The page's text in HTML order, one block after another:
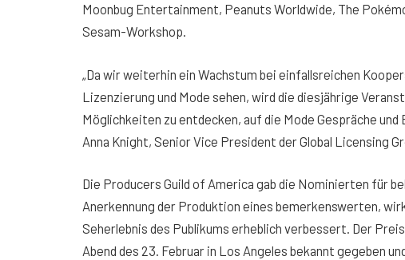
Moonbug Entertainment, Peanuts Worldwide, The
Sesam-Workshop.
„Da wir weiterhin ein Wachstum bei einfallsreichen
Lizenzierung und Mode sehen, wird die diesjährige
Möglichkeiten zu entdecken, auf die Mode Gespräche
Anna Knight, Senior Vice President der Global Licensing
Die Producers Guild of America gab die Nominierten für
Anerkennung der Produktion eines bemerkenswerten,
Seherlebnis des Publikums erheblich verbessert. Der
Abend des 23. Februar in Los Angeles bekannt gegeben